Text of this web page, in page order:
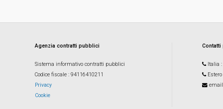
Agenzia contratti pubblici
Sistema informativo contratti pubblici
Codice fiscale : 94116410211
Privacy
Cookie
Italia
Estero
email